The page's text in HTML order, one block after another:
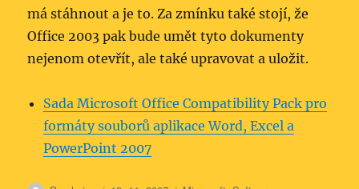
má stáhnout a je to. Za zmínku také stojí, že
Office 2003 pak bude umět tyto dokumenty
nejenom otevřít, ale také upravovat a uložit.
Sada Microsoft Office Compatibility Pack pro
formáty souborů aplikace Word, Excel a
PowerPoint 2007